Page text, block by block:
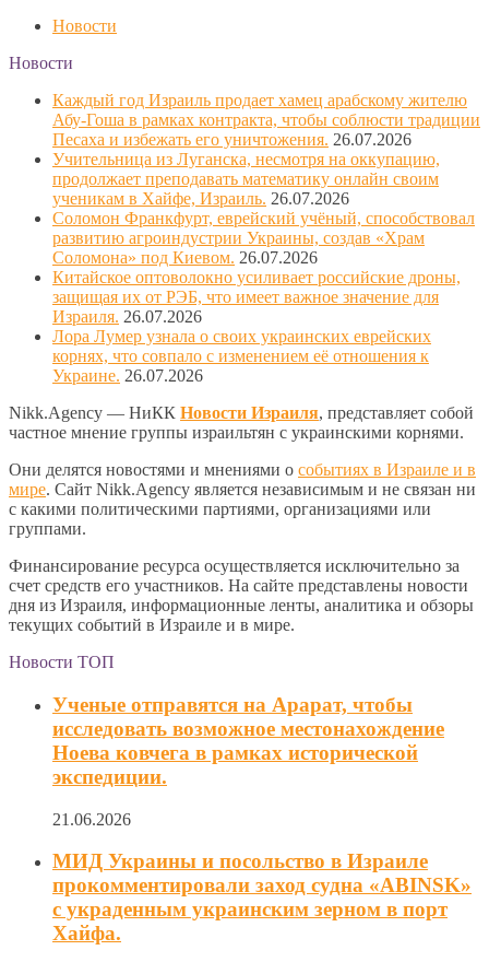
Новости
Новости
Каждый год Израиль продает хамец арабскому жителю
Абу-Гоша в рамках контракта, чтобы соблюсти традиции
Песаха и избежать его уничтожения. 26.07.2026
Учительница из Луганска, несмотря на оккупацию,
продолжает преподавать математику онлайн своим
ученикам в Хайфе, Израиль. 26.07.2026
Соломон Франкфурт, еврейский учёный, способствовал
развитию агроиндустрии Украины, создав «Храм
Соломона» под Киевом. 26.07.2026
Китайское оптоволокно усиливает российские дроны,
защищая их от РЭБ, что имеет важное значение для
Израиля. 26.07.2026
Лора Лумер узнала о своих украинских еврейских
корнях, что совпало с изменением её отношения к
Украине. 26.07.2026
Nikk.Agency — НиКК Новости Израиля, представляет собой
частное мнение группы израильтян с украинскими корнями.
Они делятся новостями и мнениями о событиях в Израиле и в
мире. Сайт Nikk.Agency является независимым и не связан ни
с какими политическими партиями, организациями или
группами.
Финансирование ресурса осуществляется исключительно за
счет средств его участников. На сайте представлены новости
дня из Израиля, информационные ленты, аналитика и обзоры
текущих событий в Израиле и в мире.
Новости ТОП
Ученые отправятся на Арарат, чтобы
исследовать возможное местонахождение
Ноева ковчега в рамках исторической
экспедиции.
21.06.2026
МИД Украины и посольство в Израиле
прокомментировали заход судна «ABINSK»
с украденным украинским зерном в порт
Хайфа.